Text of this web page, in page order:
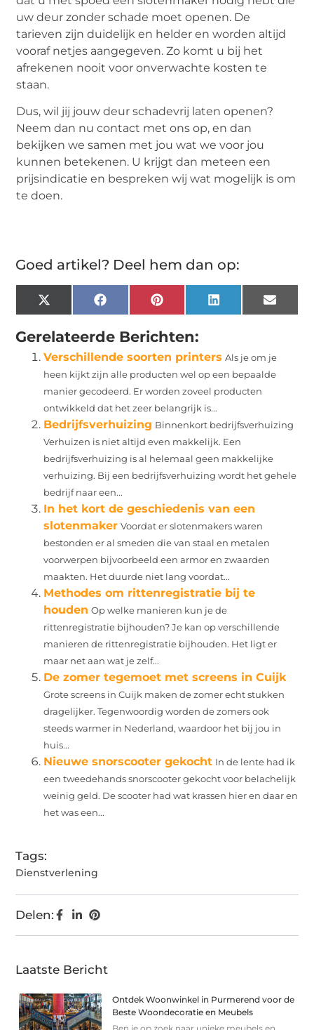
uw deur zonder schade moet openen. De
tarieven zijn duidelijk en helder en worden altijd
vooraf netjes aangegeven. Zo komt u bij het
afrekenen nooit voor onverwachte kosten te
staan.
Dus, wil jij jouw deur schadevrij laten openen?
Neem dan nu contact met ons op, en dan
bekijken we samen met jou wat we voor jou
kunnen betekenen. U krijgt dan meteen een
prijsindicatie en bespreken wij wat mogelijk is om
te doen.
Goed artikel? Deel hem dan op:
X
(Twitter)
FacebookPinterest LinkedIn Email
Gerelateerde Berichten:
Verschillende soorten printers Als je om je
heen kijkt zijn alle producten wel op een bepaalde
manier gecodeerd. Er worden zoveel producten
ontwikkeld dat het zeer belangrijk is...
Bedrijfsverhuizing Binnenkort bedrijfsverhuizing
Verhuizen is niet altijd even makkelijk. Een
bedrijfsverhuizing is al helemaal geen makkelijke
verhuizing. Bij een bedrijfsverhuizing wordt het gehele
bedrijf naar een...
In het kort de geschiedenis van een
slotenmaker Voordat er slotenmakers waren
bestonden er al smeden die van staal en metalen
voorwerpen bijvoorbeeld een armor en zwaarden
maakten. Het duurde niet lang voordat...
Methodes om rittenregistratie bij te
houden Op welke manieren kun je de
rittenregistratie bijhouden? Je kan op verschillende
manieren de rittenregistratie bijhouden. Het ligt er
maar net aan wat je zelf...
De zomer tegemoet met screens in Cuijk
Grote screens in Cuijk maken de zomer echt stukken
dragelijker. Tegenwoordig worden de zomers ook
steeds warmer in Nederland, waardoor het bij jou in
huis...
Nieuwe snorscooter gekocht In de lente had ik
een tweedehands snorscooter gekocht voor belachelijk
weinig geld. De scooter had wat krassen hier en daar en
het was een...
Tags:
Dienstverlening
Delen:
Laatste Bericht
Ontdek Woonwinkel in Purmerend voor de
Beste Woondecoratie en Meubels